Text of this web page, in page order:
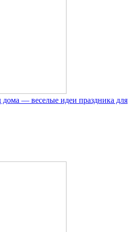
— веселые идеи праздника для